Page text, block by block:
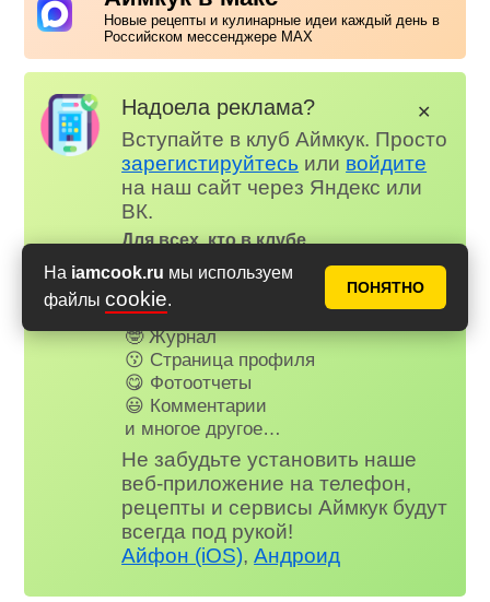
На iamcook.ru мы используем
файлы cookie.
ПОНЯТНО
Новые рецепты и кулинарные идеи каждый день в
Российском мессенджере MAX
Надоела реклама?
Вступайте в клуб Аймкук. Просто
зарегистируйтесь или войдите
на наш сайт через Яндекс или
ВК.
Для всех, кто в клубе...
✅ Почти нет рекламы
📌 Книга рецептов
🤩 Планер питания
🤓 Журнал
😗 Страница профиля
😋 Фотоотчеты
😃 Комментарии
и многое другое…
Не забудьте установить наше
веб-приложение на телефон,
рецепты и сервисы Аймкук будут
всегда под рукой!
Айфон (iOS),Андроид
✕